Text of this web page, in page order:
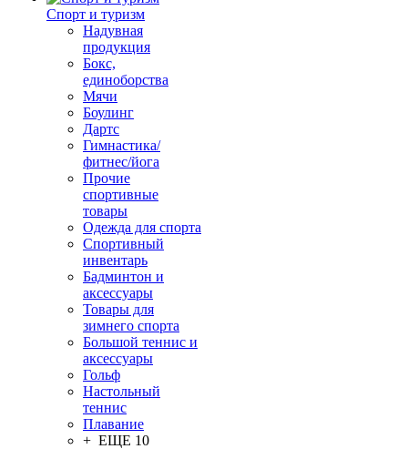
Спорт и туризм
Надувная
продукция
Бокс,
единоборства
Мячи
Боулинг
Дартс
Гимнастика/
фитнес/йога
Прочие
спортивные
товары
Одежда для спорта
Спортивный
инвентарь
Бадминтон и
аксессуары
Товары для
зимнего спорта
Большой теннис и
аксессуары
Гольф
Настольный
теннис
Плавание
+ ЕЩЕ 10